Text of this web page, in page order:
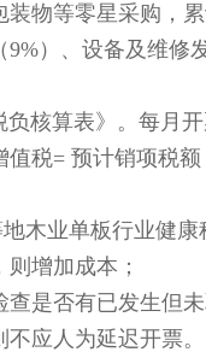
物等零星采购，
）、设备及维修
核算表》。每月
值税= 预计销项税
木业单板行业健
增加成本；
查是否有已发生但
应人为延迟开票。